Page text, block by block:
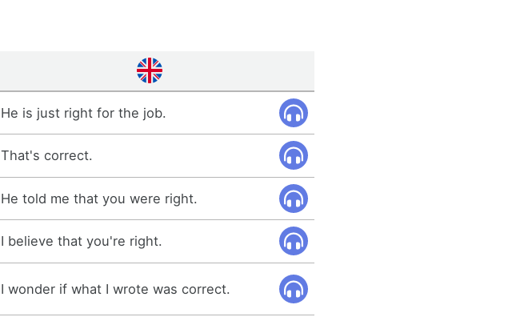
He is just right for the job.
That's correct.
He told me that you were right.
I believe that you're right.
I wonder if what I wrote was correct.